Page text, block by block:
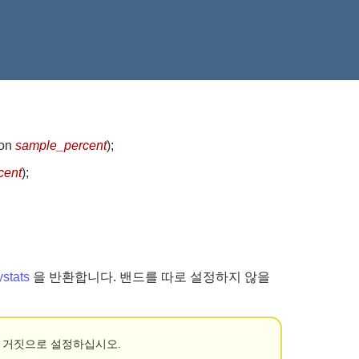
sample_percent);
);
을 반환합니다. 밴드를 따로 설정하지 않을
거짓으로 설정하십시오.